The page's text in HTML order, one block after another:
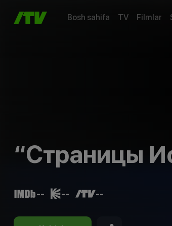
Bosh sahifa TV Filmlar
“Страницы
-- -- --